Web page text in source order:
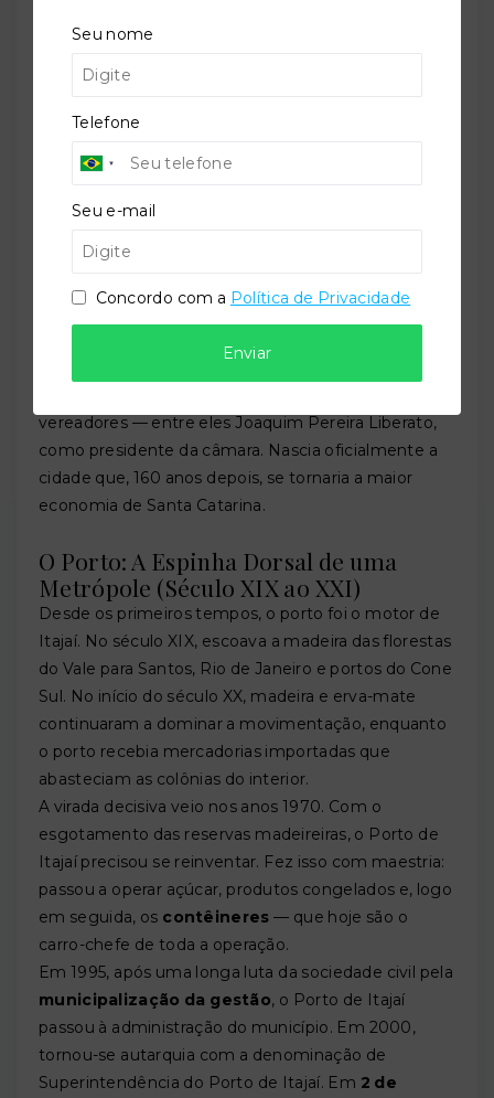
Freguesia em 1833 por decreto, com território
da Câmara Municipal de Porto Belo para conquistar
sua independência.
Agostinho Alves Ramos, o fundador do núcleo
urbano, não viveria para ver a vitória: morreu em
1853 e foi sepultado no cemitério da pequena
povoação. Coube a outros moradores encabeçar o
, a Assembleia Provincial de
vereadores — entre eles Joaquim Pereira Liberato,
como presidente da câmara. Nascia oficialmente a
cidade que, 160 anos depois, se tornaria a maior
economia de Santa Catarina.
O Porto: A Espinha Dorsal de uma
Metrópole (Século XIX ao XXI)
Desde os primeiros tempos, o porto foi o motor de
Itajaí. No século XIX, escoava a madeira das florestas
do Vale para Santos, Rio de Janeiro e portos do Cone
Sul. No início do século XX, madeira e erva-mate
continuaram a dominar a movimentação, enquanto
o porto recebia mercadorias importadas que
abasteciam as colônias do interior.
A virada decisiva veio nos anos 1970. Com o
esgotamento das reservas madeireiras, o Porto de
Itajaí precisou se reinventar. Fez isso com maestria:
passou a operar açúcar, produtos congelados e, logo
em seguida, os contêineres — que hoje são o
carro-chefe de toda a operação.
Em 1995, após uma longa luta da sociedade civil pela
municipalização da gestão, o Porto de Itajaí
passou à administração do município. Em 2000,
tornou-se autarquia com a denominação de
Superintendência do Porto de Itajaí. Em 2 de
Seu nome
Telefone
Seu e-mail
Concordo com a Política de Privacidade
Enviar